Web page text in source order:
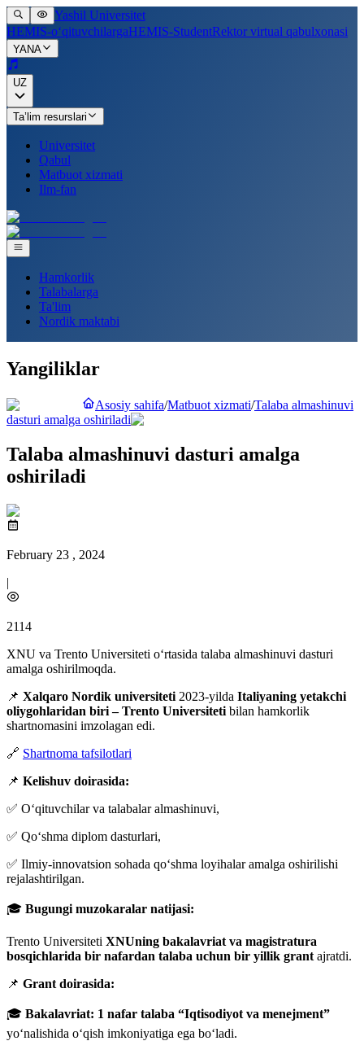
Yashil Universitet
HEMIS-o‘qituvchilargaHEMIS-StudentRektor virtual qabulxonasi
YANA
UZ
Ta’lim resurslari
Universitet
Qabul
Matbuot xizmati
Ilm-fan
Hamkorlik
Talabalarga
Ta'lim
Nordik maktabi
Yangiliklar
Asosiy sahifa/Matbuot xizmati/Talaba almashinuvi
dasturi amalga oshiriladi
Talaba almashinuvi dasturi amalga
oshiriladi
February 23 , 2024
|
2114
XNU va Trento Universiteti o‘rtasida talaba almashinuvi dasturi
amalga oshirilmoqda.
📌 Xalqaro Nordik universiteti 2023-yilda Italiyaning yetakchi
oliygohlaridan biri – Trento Universiteti bilan hamkorlik
shartnomasini imzolagan edi.
🔗 Shartnoma tafsilotlari
📌 Kelishuv doirasida:
✅ O‘qituvchilar va talabalar almashinuvi,
✅ Qo‘shma diplom dasturlari,
✅ Ilmiy-innovatsion sohada qo‘shma loyihalar amalga oshirilishi
rejalashtirilgan.
🎓 Bugungi muzokaralar natijasi:
Trento Universiteti XNUning bakalavriat va magistratura
bosqichlarida bir nafardan talaba uchun bir yillik grant ajratdi.
📌 Grant doirasida:
🎓 Bakalavriat: 1 nafar talaba “Iqtisodiyot va menejment”
yo‘nalishida o‘qish imkoniyatiga ega bo‘ladi.